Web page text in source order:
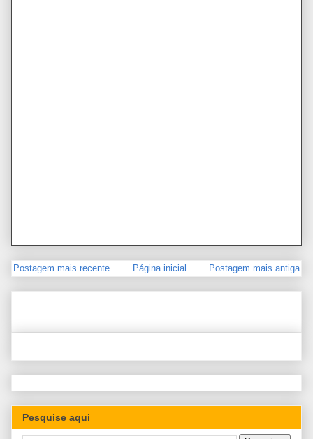
Postagem mais recente Postagem mais antiga
Página inicial
Pesquise aqui